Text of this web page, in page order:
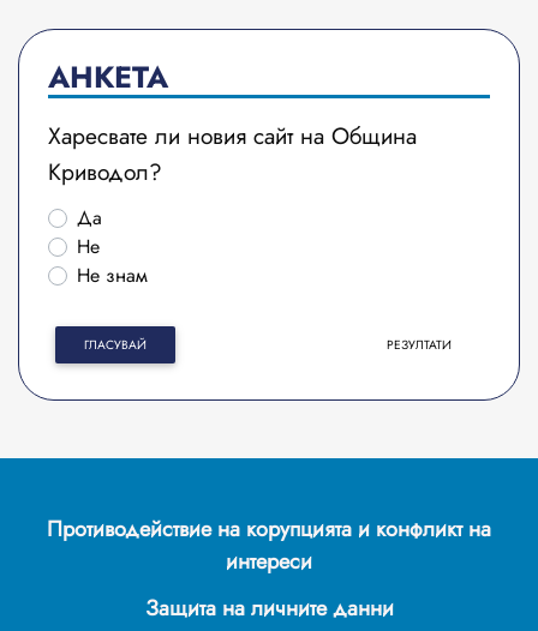
АНКЕТА
Харесвате ли новия сайт на Община
Криводол?
Да
Не
Не знам
ГЛАСУВАЙ РЕЗУЛТАТИ
Противодействие на корупцията и конфликт на
интереси
Защита на личните данни